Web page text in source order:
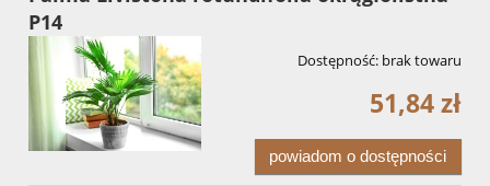
P14
Dostępność: brak towaru
51,84 zł
powiadom o dostępności